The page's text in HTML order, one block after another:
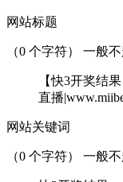
网站标题
（0 个字符） 一般
【快3开奖结
直播
网站关键词
（0 个字符） 一般